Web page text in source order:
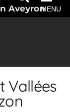
AveyronMENU
Vallées